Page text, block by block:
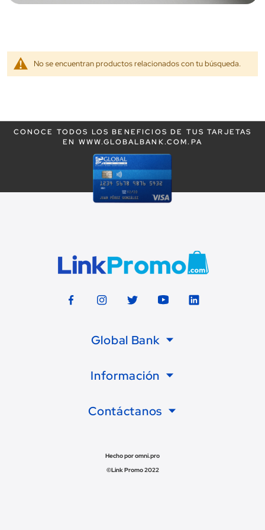
No se encuentran productos relacionados con tu búsqueda.
CONOCE TODOS LOS BENEFICIOS DE TUS TARJETAS
EN WWW.GLOBALBANK.COM.PA
Global Bank
Información
Contáctanos
Hecho por omni.pro
©Link Promo 2022